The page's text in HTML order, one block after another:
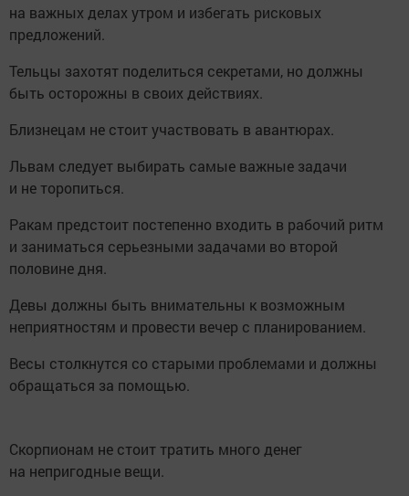
на важных делах утром и избегать рисковых
предложений.
Тельцы захотят поделиться секретами, но должны
быть осторожны в своих действиях.
Близнецам не стоит участвовать в авантюрах.
Львам следует выбирать самые важные задачи
и не торопиться.
Ракам предстоит постепенно входить в рабочий ритм
и заниматься серьезными задачами во второй
половине дня.
Девы должны быть внимательны к возможным
неприятностям и провести вечер с планированием.
Весы столкнутся со старыми проблемами и должны
обращаться за помощью.
Скорпионам не стоит тратить много денег
на непригодные вещи.